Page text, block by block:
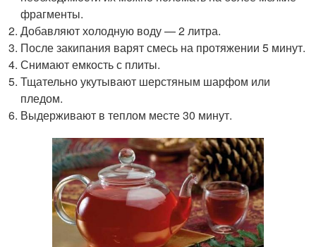
фрагменты.
Добавляют холодную воду — 2 литра.
После закипания варят смесь на протяжении 5 минут.
Снимают емкость с плиты.
Тщательно укутывают шерстяным шарфом или
пледом.
Выдерживают в теплом месте 30 минут.